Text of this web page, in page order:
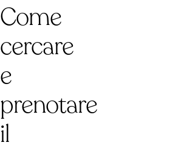
Come
cercare
e
prenotare
il